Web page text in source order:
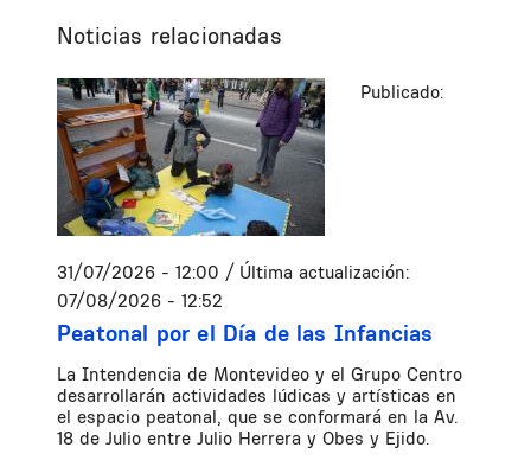
Noticias relacionadas
Publicado:
31/07/2026 - 12:00 / Última actualización:
07/08/2026 - 12:52
Peatonal por el Día de las Infancias
La Intendencia de Montevideo y el Grupo Centro
desarrollarán actividades lúdicas y artísticas en
el espacio peatonal, que se conformará en la Av.
18 de Julio entre Julio Herrera y Obes y Ejido.